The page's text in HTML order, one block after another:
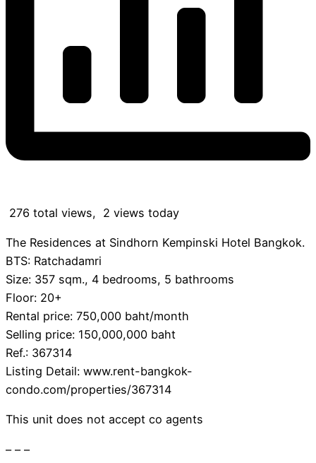
276 total views, 2 views today
The Residences at Sindhorn Kempinski Hotel Bangkok.
BTS: Ratchadamri
Size: 357 sqm., 4 bedrooms, 5 bathrooms
Floor: 20+
Rental price: 750,000 baht/month
Selling price: 150,000,000 baht
Ref.: 367314
Listing Detail: www.rent-bangkok-
condo.com/properties/367314
This unit does not accept co agents
– – –